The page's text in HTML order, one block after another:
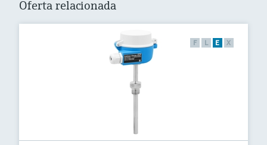
Oferta relacionada
F L E X